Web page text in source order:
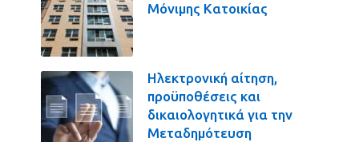
Μόνιμης Κατοικίας
Ηλεκτρονική αίτηση,
προϋποθέσεις και
δικαιολογητικά για την
Μεταδημότευση